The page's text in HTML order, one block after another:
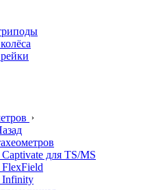
для TS/MS
Infinity